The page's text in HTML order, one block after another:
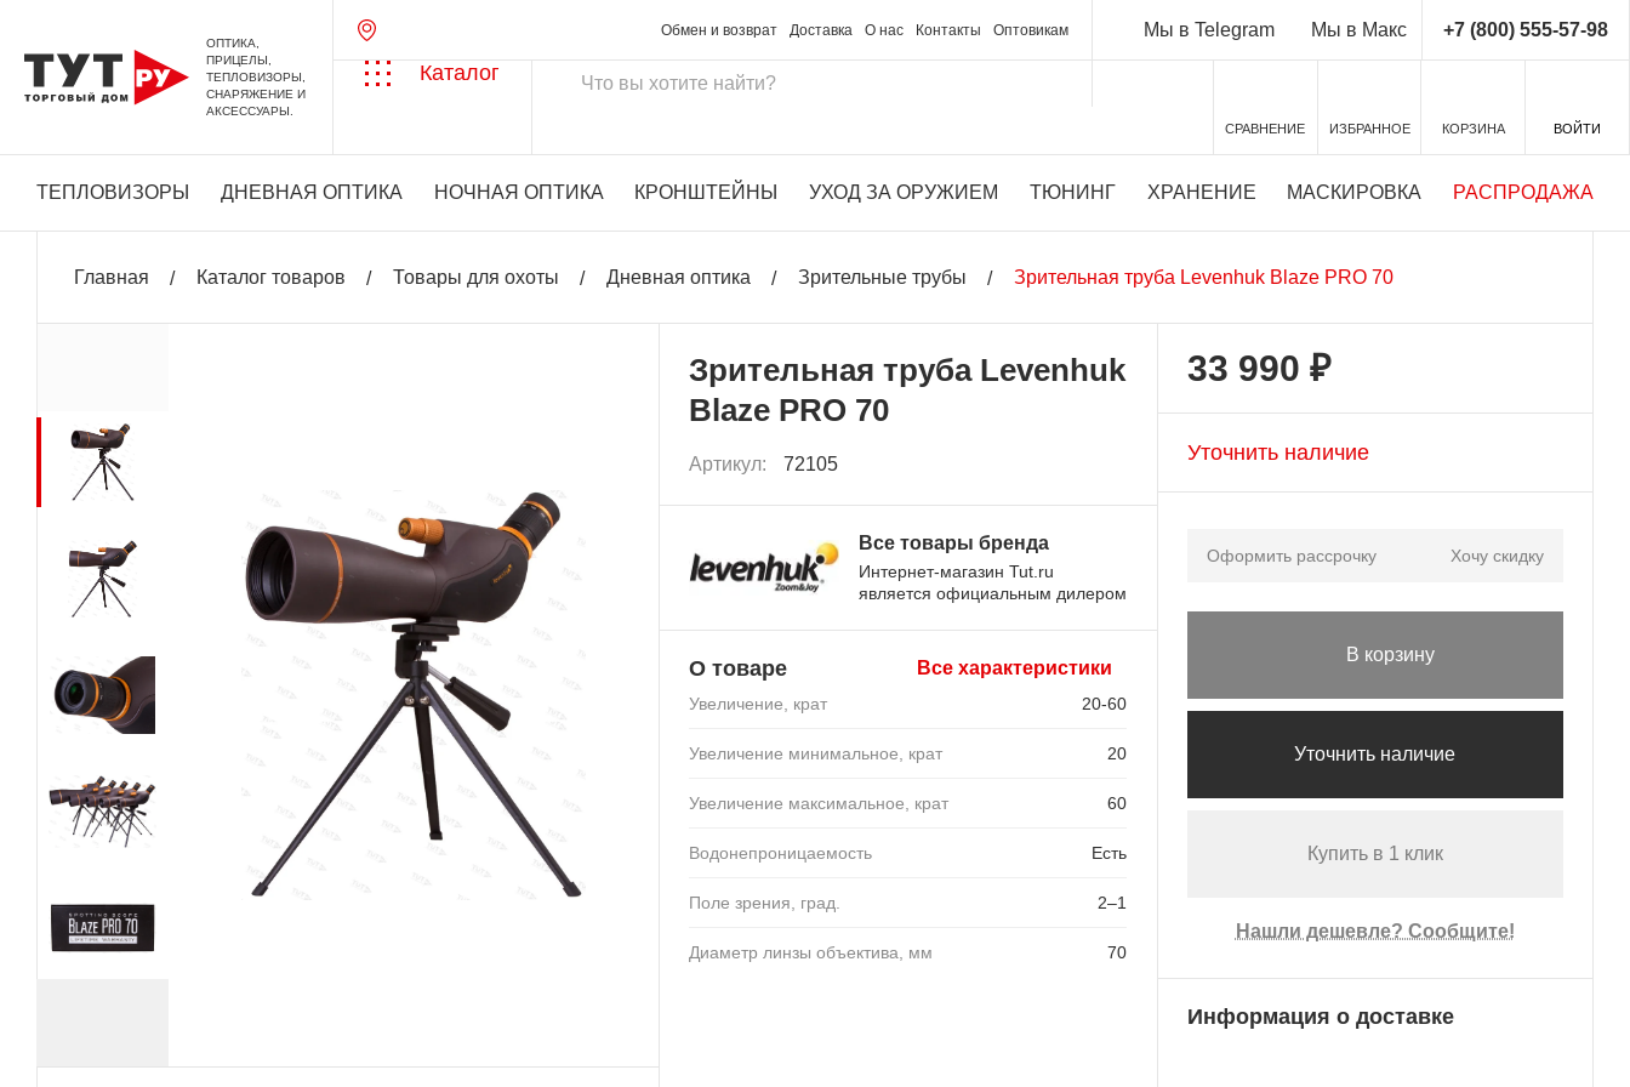
ОПТИКА,
ПРИЦЕЛЫ,
ТЕПЛОВИЗОРЫ,
СНАРЯЖЕНИЕ И
АКСЕССУАРЫ.
Обмен и возврат Доставка О нас Контакты Оптовикам Мы в Telegram Мы в Макс +7 (800) 555-57-98
Каталог
СРАВНЕНИЕ ИЗБРАННОЕ КОРЗИНА ВОЙТИ
ТЕПЛОВИЗОРЫ ДНЕВНАЯ ОПТИКА НОЧНАЯ ОПТИКА КРОНШТЕЙНЫ УХОД ЗА ОРУЖИЕМ ТЮНИНГ ХРАНЕНИЕ МАСКИРОВКА РАСПРОДАЖА
Главная Каталог товаров Товары для охоты Дневная оптика Зрительные трубы Зрительная труба Levenhuk Blaze PRO 70
Зрительная труба Levenhuk
Blaze PRO 70
Артикул: 72105
Все товары бренда
Интернет-магазин Tut.ru
является официальным дилером
О товаре Все характеристики
Увеличение, крат 20-60
Увеличение минимальное, крат 20
Увеличение максимальное, крат 60
Водонепроницаемость Есть
Поле зрения, град. 2–1
Диаметр линзы объектива, мм 70
33 990 ₽
Уточнить наличие
Оформить рассрочку Хочу скидку
В корзину
Уточнить наличие
Купить в 1 клик
Нашли дешевле? Сообщите!
Информация о доставке